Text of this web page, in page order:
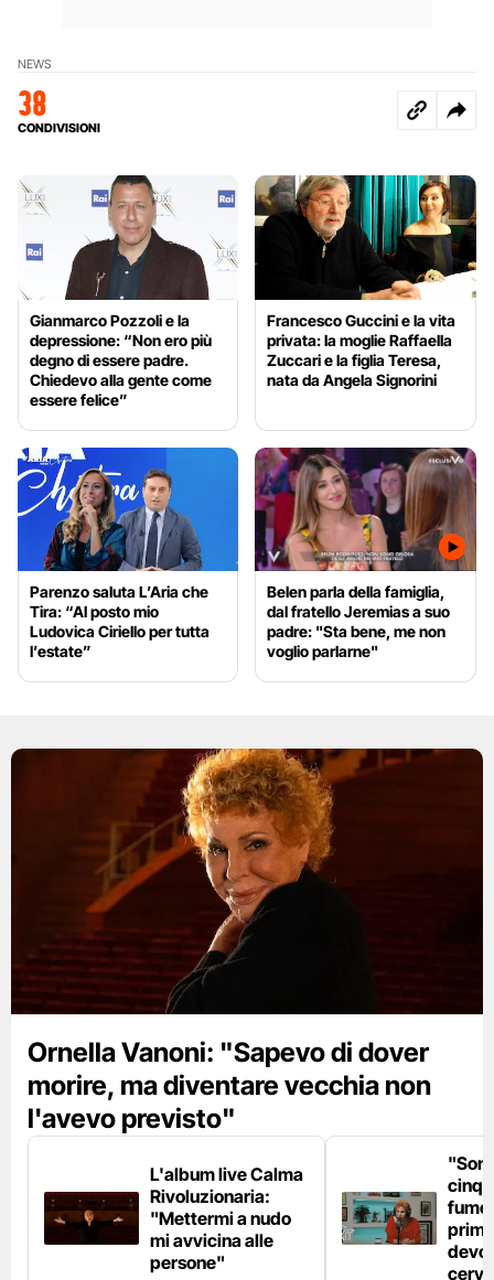
NEWS
38
CONDIVISIONI
Gianmarco Pozzoli e la
depressione: “Non ero più
degno di essere padre.
Chiedevo alla gente come
essere felice”
Francesco Guccini e la vita
privata: la moglie Raffaella
Zuccari e la figlia Teresa,
nata da Angela Signorini
Parenzo saluta L’Aria che
Tira: “Al posto mio
Ludovica Ciriello per tutta
l’estate”
Belen parla della famiglia,
dal fratello Jeremias a suo
padre: "Sta bene, me non
voglio parlarne"
Ornella Vanoni: "Sapevo di dover
morire, ma diventare vecchia non
l'avevo previsto"
L'album live Calma
Rivoluzionaria:
"Mettermi a nudo
mi avvicina alle
persone"
fumo
devo